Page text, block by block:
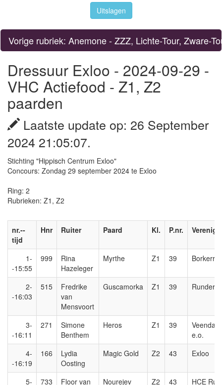
Uitslagen
Vorige rubriek: Anemone - ZZZ, Lichte-Tour, Zware-
Dressuur Exloo - 2024-09-29 -
VHC Actiefood - Z1, Z2
paarden
Laatste update op: 26 September
2024 21:05:07.
Stichting "Hippisch Centrum Exloo"
Concours: Zondag 29 september 2024 te Exloo
Ring: 2
Rubrieken: Z1, Z2
nr.--
tijd
Hnr Ruiter Paard Kl. P.nr.
1-
-15:55
999
Rina
Hazeleger
Myrthe Z1 39
2-
-16:03
515
Fredrike
van
Mensvoort
Guscamorka Z1 39
3-
-16:11
271
Simone
Benthem
Heros Z1 39
Veendam
e.o.
4-
-16:19
166
Lydia
Oosting
Magic Gold Z2 43 Exloo
5- 733 Floor van Nourejev Z2 43 HCE